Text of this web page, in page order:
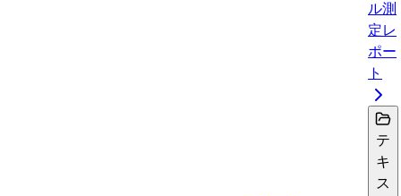
ル測
定レ
ポー
ト
テ
キ
ス